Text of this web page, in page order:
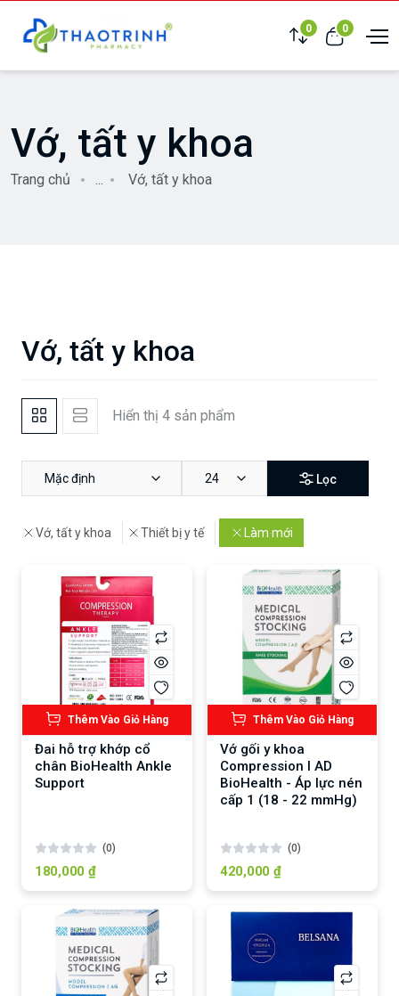
0 0
Vớ, tất y khoa
Trang chủ ... Vớ, tất y khoa
Vớ, tất y khoa
Hiển thị 4 sản phẩm
Mặc định 24 Lọc
Vớ, tất y khoa Thiết bị y tế Làm mới
Thêm Vào Giỏ Hàng
Đai hỗ trợ khớp cổ
chân BioHealth Ankle
Support
(0)
180,000 ₫
Thêm Vào Giỏ Hàng
Vớ gối y khoa
Compression I AD
BioHealth - Áp lực nén
cấp 1 (18 - 22 mmHg)
(0)
420,000 ₫